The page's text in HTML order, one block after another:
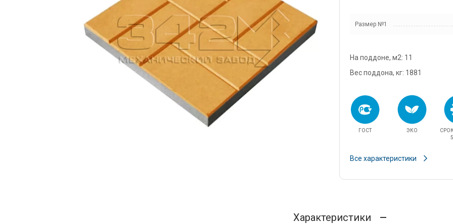
г.
Размер №1
На поддоне, м2: 11
Вес поддона, кг: 1881
ГОСТ ЭКО
Все характеристики
Характеристики